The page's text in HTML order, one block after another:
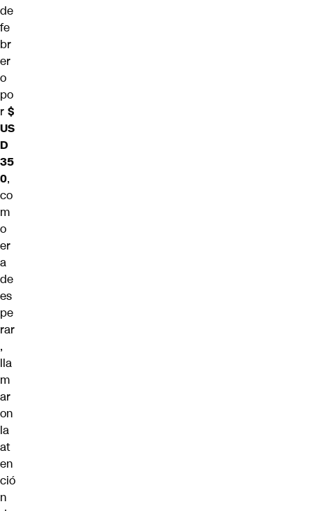
de
fe
br
er
o
po
r $
US
D
35
0,
co
m
o
er
a
de
es
pe
rar
,
lla
m
ar
on
la
at
en
ció
n